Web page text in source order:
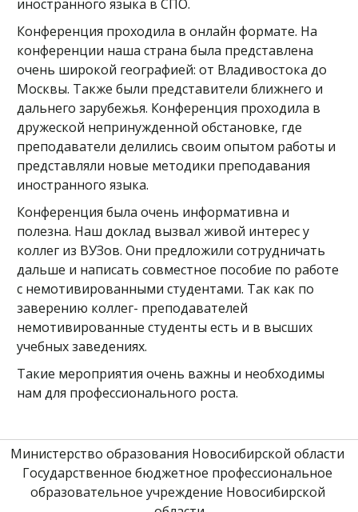
иностранного языка в СПО.
Конференция проходила в онлайн формате. На
конференции наша страна была представлена
очень широкой географией: от Владивостока до
Москвы. Также были представители ближнего и
дальнего зарубежья. Конференция проходила в
дружеской непринужденной обстановке, где
преподаватели делились своим опытом работы и
представляли новые методики преподавания
иностранного языка.
Конференция была очень информативна и
полезна. Наш доклад вызвал живой интерес у
коллег из ВУЗов. Они предложили сотрудничать
дальше и написать совместное пособие по работе
с немотивированными студентами. Так как по
заверению коллег- преподавателей
немотивированные студенты есть и в высших
учебных заведениях.
Такие мероприятия очень важны и необходимы
нам для профессионального роста.
Министерство образования Новосибирской области
Государственное бюджетное профессиональное
образовательное учреждение Новосибирской